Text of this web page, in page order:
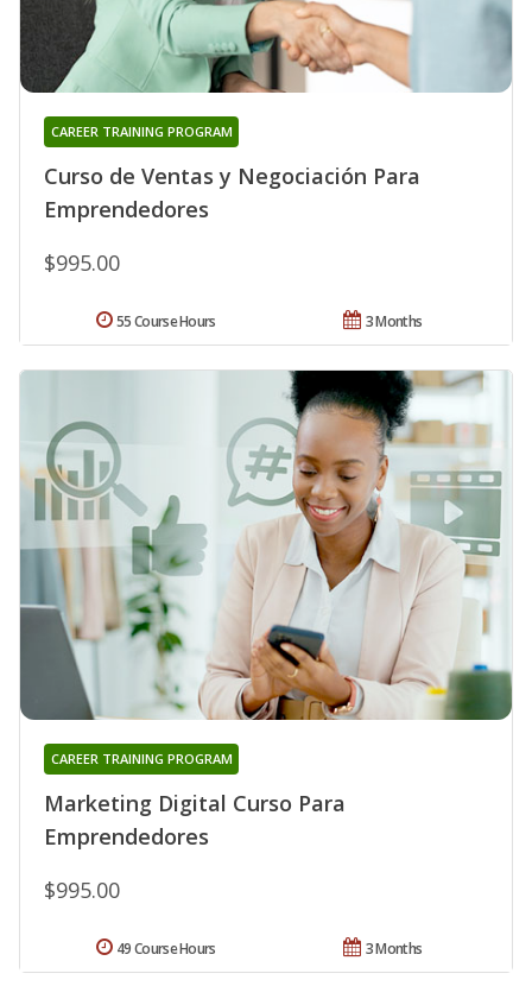
Curso de Ventas y Negociación Para
Emprendedores
CAREER TRAINING PROGRAM
$995.00
3 Months
55 Course Hours
Marketing Digital Curso Para
Emprendedores
CAREER TRAINING PROGRAM
$995.00
3 Months
49 Course Hours